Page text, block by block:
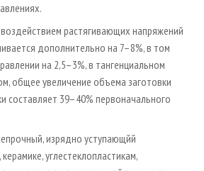
растягивающих напряжений
дополнительно на 7–8%, в том
на 2,5–3%, в тангенциальном
общее увеличение объема заготовки
составляет 39–40% первоначального
изрядно уступающйй
углестеклопластикам,